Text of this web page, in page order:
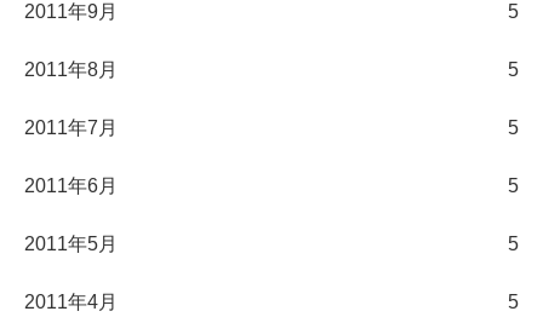
2011年9月 5
2011年8月 5
2011年7月 5
2011年6月 5
2011年5月 5
2011年4月 5